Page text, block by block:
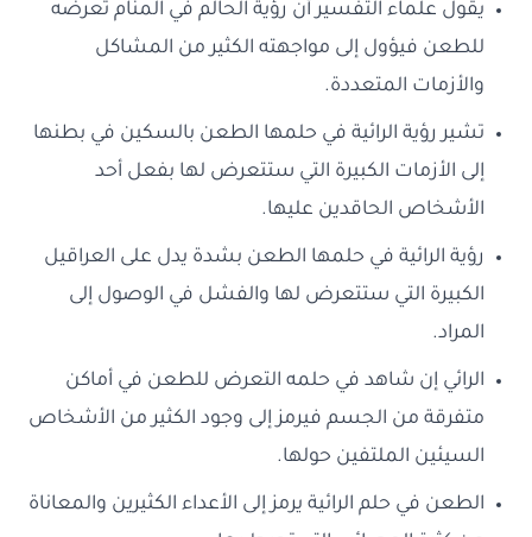
يقول علماء التفسير أن رؤية الحالم في المنام تعرضه
للطعن فيؤول إلى مواجهته الكثير من المشاكل
والأزمات المتعددة.
تشير رؤية الرائية في حلمها الطعن بالسكين في بطنها
إلى الأزمات الكبيرة التي ستتعرض لها بفعل أحد
الأشخاص الحاقدين عليها.
رؤية الرائية في حلمها الطعن بشدة يدل على العراقيل
الكبيرة التي ستتعرض لها والفشل في الوصول إلى
المراد.
الرائي إن شاهد في حلمه التعرض للطعن في أماكن
متفرقة من الجسم فيرمز إلى وجود الكثير من الأشخاص
السيئين الملتفين حولها.
الطعن في حلم الرائية يرمز إلى الأعداء الكثيرين والمعاناة